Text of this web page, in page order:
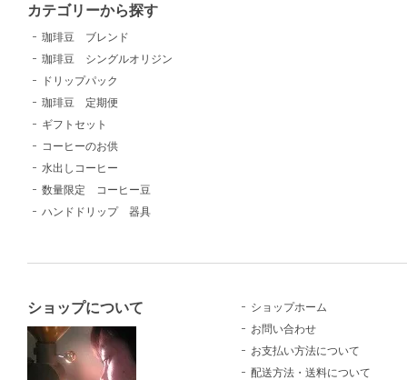
カテゴリーから探す
珈琲豆 ブレンド
珈琲豆 シングルオリジン
ドリップパック
珈琲豆 定期便
ギフトセット
コーヒーのお供
水出しコーヒー
数量限定 コーヒー豆
ハンドドリップ 器具
ショップについて
ショップホーム
お問い合わせ
お支払い方法について
配送方法・送料について